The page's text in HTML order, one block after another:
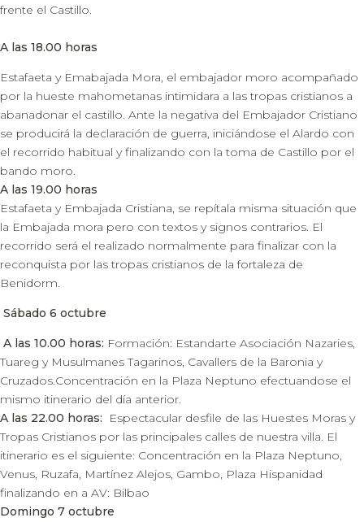
frente el Castillo.
A las 18.00 horas
Estafaeta y Emabajada Mora, el embajador moro acompañado
por la hueste mahometanas intimidara a las tropas cristianos a
abanadonar el castillo. Ante la negativa del Embajador Cristiano
se producirá la declaración de guerra, iniciándose el Alardo con
el recorrido habitual y finalizando con la toma de Castillo por el
bando moro.
A las 19.00 horas
Estafaeta y Embajada Cristiana, se repítala misma situación que
la Embajada mora pero con textos y signos contrarios. El
recorrido será el realizado normalmente para finalizar con la
reconquista por las tropas cristianos de la fortaleza de
Benidorm.
Sábado 6 octubre
A las 10.00 horas: Formación: Estandarte Asociación Nazaries,
Tuareg y Musulmanes Tagarinos, Cavallers de la Baronia y
Cruzados.Concentración en la Plaza Neptuno efectuandose el
mismo itinerario del día anterior.
A las 22.00 horas:
Espectacular desfile de las Huestes Moras y
Tropas Cristianos por las principales calles de nuestra villa. El
itinerario es el siguiente: Concentración en la Plaza Neptuno,
Venus, Ruzafa, Martínez Alejos, Gambo, Plaza Hispanidad
finalizando en a AV: Bilbao
Domingo 7 octubre